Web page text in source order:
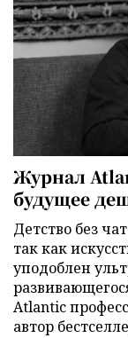
Журнал
будущее
Детство без
так как
уподоблен
Atlantic
автор